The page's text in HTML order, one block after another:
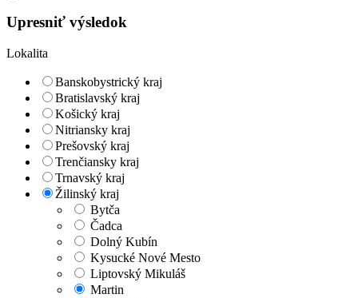
Upresniť výsledok
Lokalita
Banskobystrický kraj
Bratislavský kraj
Košický kraj
Nitriansky kraj
Prešovský kraj
Trenčiansky kraj
Trnavský kraj
Žilinský kraj
Bytča
Čadca
Dolný Kubín
Kysucké Nové Mesto
Liptovský Mikuláš
Martin